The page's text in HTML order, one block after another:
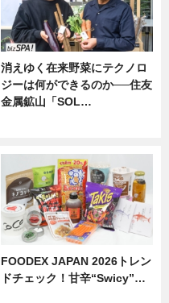
消えゆく在来野菜にテクノロ
ジーは何ができるのか──住友
金属鉱山「SOL…
FOODEX JAPAN 2026トレン
ドチェック！甘辛“Swicy”…